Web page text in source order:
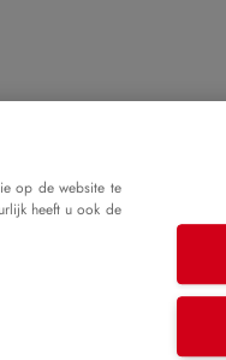
op de website te
heeft u ook de